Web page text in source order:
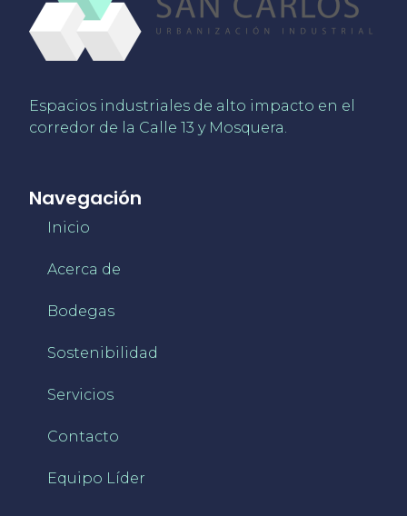
Espacios industriales de alto impacto en el
corredor de la Calle 13 y Mosquera.
Navegación
Inicio
Acerca de
Bodegas
Sostenibilidad
Servicios
Contacto
Equipo Líder